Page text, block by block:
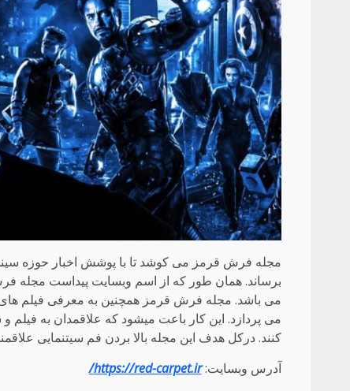
مجله فرش قرمز می کوشد تا با پوشش اخبار حوزه
برساند. همان طور که از اسم وبسایت پیداست مجله
می باشد. مجله فرش قرمز همچنین به معرفی فیلم های
می پردازد. این کار باعت میشود که علاقمدان به فیلم و
کنند. درکل هدف این مجله بالا بردن فم سیتنمایی
آدرس وبسایت:https://red-carpet.ir/